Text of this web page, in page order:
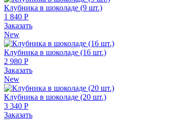
Клубника в шоколаде (9 шт.)
1 840 Р
Заказать
New
Клубника в шоколаде (16 шт.)
2 980 Р
Заказать
New
Клубника в шоколаде (20 шт.)
3 340 Р
Заказать